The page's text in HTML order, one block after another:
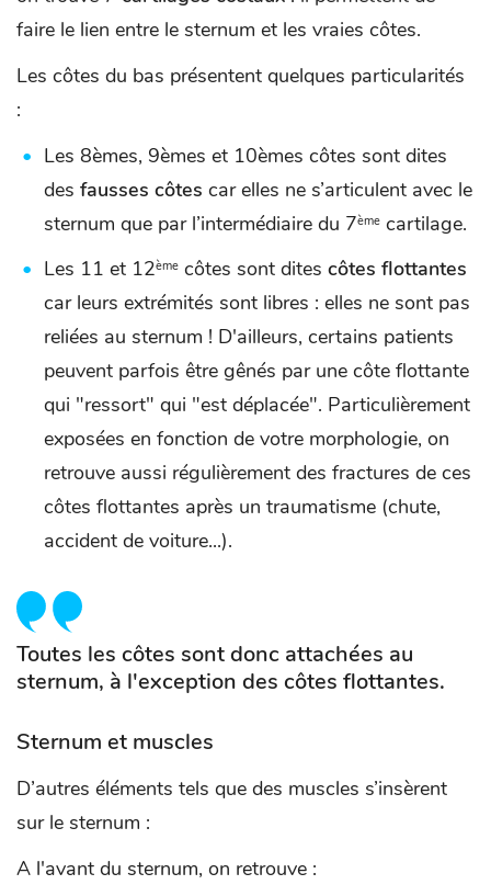
faire le lien entre le sternum et les vraies côtes.
Les côtes du bas présentent quelques particularités
:
Les 8èmes, 9èmes et 10èmes côtes sont dites
des fausses côtes car elles ne s’articulent avec le
sternum que par l’intermédiaire du 7ème cartilage.
Les 11 et 12ème côtes sont dites côtes flottantes
car leurs extrémités sont libres : elles ne sont pas
reliées au sternum ! D'ailleurs, certains patients
peuvent parfois être gênés par une côte flottante
qui "ressort" qui "est déplacée". Particulièrement
exposées en fonction de votre morphologie, on
retrouve aussi régulièrement des fractures de ces
côtes flottantes après un traumatisme (chute,
accident de voiture...).
Toutes les côtes sont donc attachées au
sternum, à l'exception des côtes flottantes.
Sternum et muscles
D’autres éléments tels que des muscles s’insèrent
sur le sternum :
A l'avant du sternum, on retrouve :